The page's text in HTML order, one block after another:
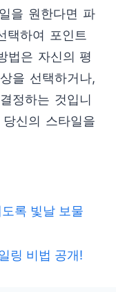
을 원한다면 파
택하여 포인트
법은 자신의 평
을 선택하거나,
정하는 것입니
신의 스타일을
록 빛날 보물
링 비법 공개!